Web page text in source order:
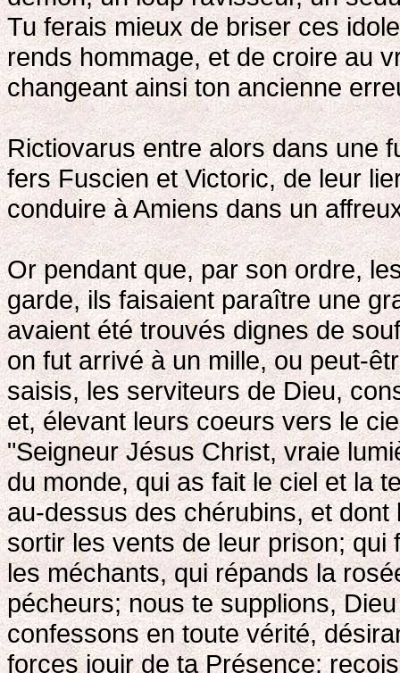
Tu ferais mieux de briser ces
rends hommage, et de croire au
changeant ainsi ton ancienne
Rictiovarus entre alors dans une
fers Fuscien et Victoric, de leur
conduire à Amiens dans un
Or pendant que, par son ordre,
garde, ils faisaient paraître une
avaient été trouvés dignes de
on fut arrivé à un mille, ou peut-
saisis, les serviteurs de Dieu,
et, élevant leurs coeurs vers le
"Seigneur Jésus Christ, vraie
du monde, qui as fait le ciel et la
au-dessus des chérubins, et
sortir les vents de leur prison;
les méchants, qui répands la
pécheurs; nous te supplions,
confessons en toute vérité,
forces jouir de ta Présence: